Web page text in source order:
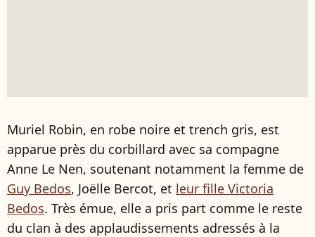
Muriel Robin, en robe noire et trench gris, est
apparue près du corbillard avec sa compagne
Anne Le Nen, soutenant notamment la femme de
Guy Bedos, Joëlle Bercot, et leur fille Victoria
Bedos. Très émue, elle a pris part comme le reste
du clan à des applaudissements adressés à la